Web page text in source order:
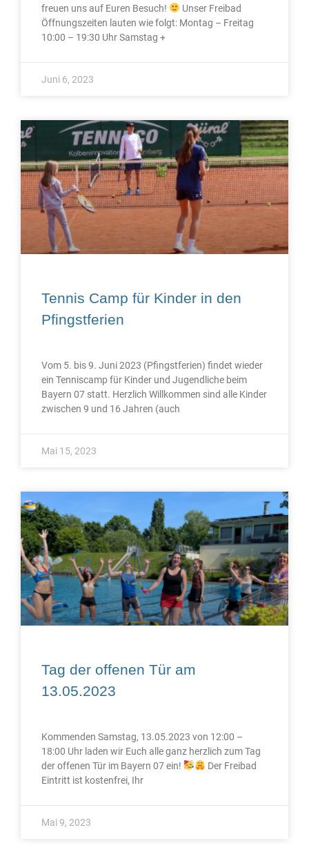
freuen uns auf Euren Besuch!
Unser Freibad
Öffnungszeiten lauten wie folgt: Montag – Freitag
10:00 – 19:30 Uhr Samstag +
Juni 6, 2023
Tennis Camp für Kinder in den
Pfingstferien
Vom 5. bis 9. Juni 2023 (Pfingstferien) findet wieder
ein Tenniscamp für Kinder und Jugendliche beim
Bayern 07 statt. Herzlich Willkommen sind alle Kinder
zwischen 9 und 16 Jahren (auch
Mai 15, 2023
Tag der offenen Tür am
13.05.2023
Kommenden Samstag, 13.05.2023 von 12:00 –
18:00 Uhr laden wir Euch alle ganz herzlich zum Tag
der offenen Tür im Bayern 07 ein!
Der Freibad
Eintritt ist kostenfrei, Ihr
Mai 9, 2023